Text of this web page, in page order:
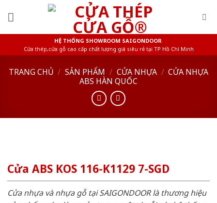
HỆ THỐNG SHOWROOM SAIGONDOOR
Cửa thép,cửa gỗ cao cấp chất lượng giá siêu rẻ tại TP Hồ Chí Minh
TRANG CHỦ / SẢN PHẨM / CỬA NHỰA / CỬA NHỰA
ABS HÀN QUỐC
Cửa ABS KOS 116-K1129 7-SGD
Cửa nhựa và nhựa gỗ tại SAIGONDOOR là thương hiệu